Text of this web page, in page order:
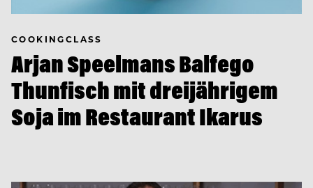
COOKINGCLASS
Arjan Speelmans Balfego
Thunfisch mit dreijährigem
Soja im Restaurant Ikarus